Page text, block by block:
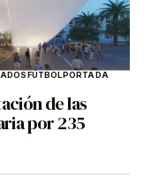
FÚTBOLPORTADA
de las
por 235